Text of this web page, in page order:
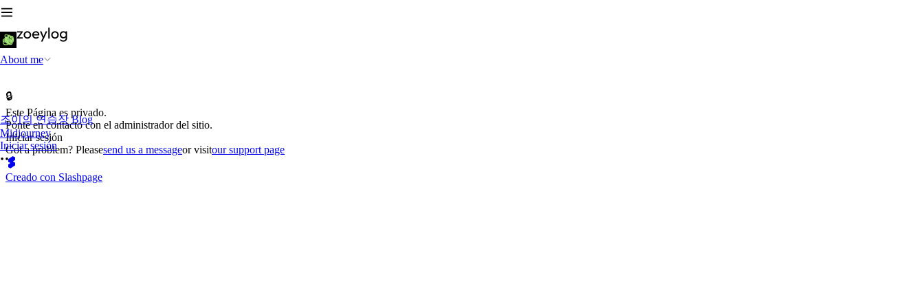
About me
조이의 연습장 Blog
Midjourney
Iniciar sesión
🔒
Este Página es privado.
Ponte en contacto con el administrador del sitio.
Iniciar sesión
Got a problem? Pleasesend us a messageor visitour support page
Creado con Slashpage